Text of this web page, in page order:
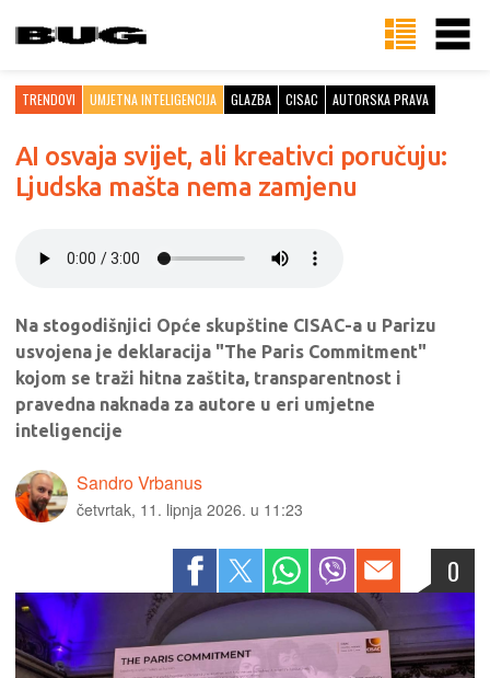
TRENDOVI UMJETNA INTELIGENCIJA GLAZBA CISAC AUTORSKA PRAVA
AI osvaja svijet, ali kreativci poručuju:
Ljudska mašta nema zamjenu
Na stogodišnjici Opće skupštine CISAC-a u Parizu
usvojena je deklaracija "The Paris Commitment"
kojom se traži hitna zaštita, transparentnost i
pravedna naknada za autore u eri umjetne
inteligencije
Sandro Vrbanus
četvrtak, 11. lipnja 2026. u 11:23
0